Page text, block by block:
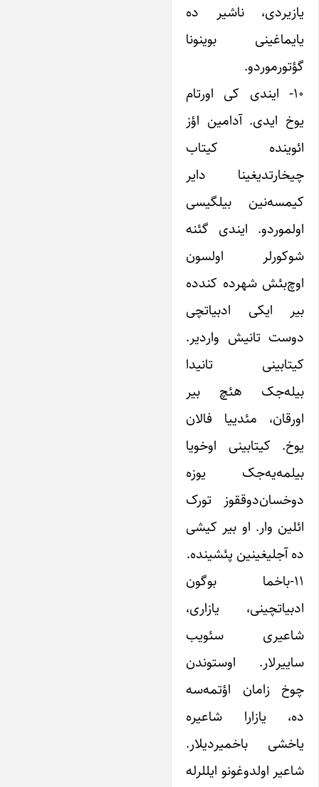
یازیردی، ناشیر ده
یایماغینی بوینونا
گؤتورموردو.
۱۰- ایندی کی اورتام
یوخ ایدی. آدامین اؤز
ائوینده کیتاب
چیخارتدیغینا دایر
کیمسه‌نین بیلگیسی
اولموردو. ایندی گئنه
شوکورلر اولسون
اوچ‌بئش شهرده کندده
بیر ایکی ادبیاتچی
دوست تانیش واردیر.
کیتابینی تانیدا‌
بیله‌جک هئچ‌ بیر
اورقان، مئدییا فالان
یوخ. کیتابینی اوخویا
بیلمه‌یه‌جک یوزه
‌دوخسان‌دوققوز تورک
ائلین وار. او بیر کیشی
ده آجلیغینین پئشینده.
۱۱-باخما بوگون
ادبیاتچینی، یازاری،
شاعیری سئویب
ساییرلار. اوستوندن
چوخ زامان اؤتمه‌سه
ده، یازارا شاعیره
یاخشی باخمیردیلار.
شاعیر اولدوغونو ایللرله